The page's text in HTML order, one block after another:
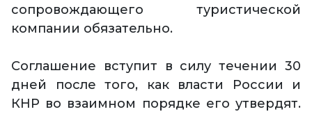
сопровождающего туристической
компании обязательно.
Соглашение вступит в силу течении 30
дней после того, как власти России и
КНР во взаимном порядке его утвердят.